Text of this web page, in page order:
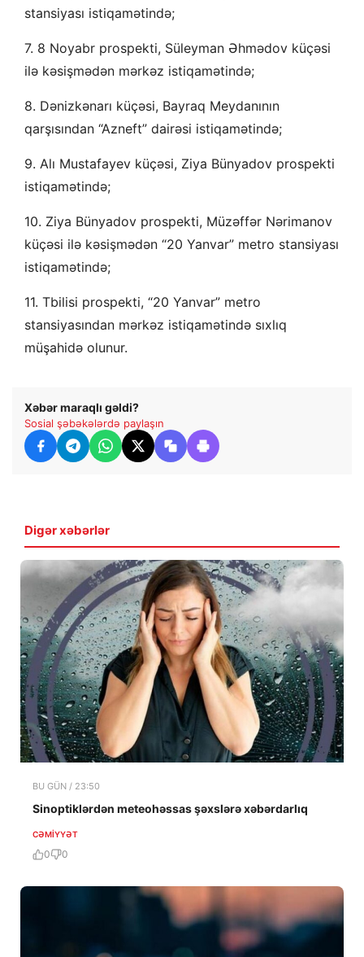
stansiyası istiqamətində;
7. 8 Noyabr prospekti, Süleyman Əhmədov küçəsi
ilə kəsişmədən mərkəz istiqamətində;
8. Dənizkənarı küçəsi, Bayraq Meydanının
qarşısından “Azneft” dairəsi istiqamətində;
9. Alı Mustafayev küçəsi, Ziya Bünyadov prospekti
istiqamətində;
10. Ziya Bünyadov prospekti, Müzəffər Nərimanov
küçəsi ilə kəsişmədən “20 Yanvar” metro stansiyası
istiqamətində;
11. Tbilisi prospekti, “20 Yanvar” metro
stansiyasından mərkəz istiqamətində sıxlıq
müşahidə olunur.
Xəbər maraqlı gəldi?
Sosial şəbəkələrdə paylaşın
Digər xəbərlər
BU GÜN / 23:50
Sinoptiklərdən meteohəssas şəxslərə xəbərdarlıq
CƏMIYYƏT
0 0